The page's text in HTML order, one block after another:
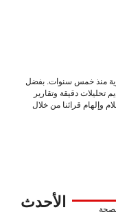
منذ خمس سنوات. بفضل
دقيقة وتقارير
وإلهام قرائنا من خلال
الأحدث